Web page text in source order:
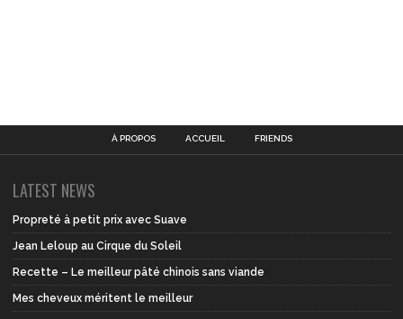
À PROPOS ACCUEIL FRIENDS
LATEST NEWS
Propreté à petit prix avec Suave
Jean Leloup au Cirque du Soleil
Recette – Le meilleur pâté chinois sans viande
Mes cheveux méritent le meilleur